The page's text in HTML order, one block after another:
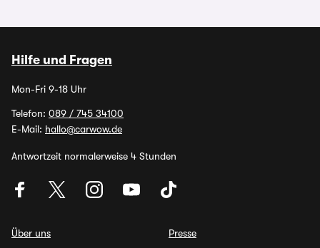
Hilfe und Fragen
Mon-Fri 9-18 Uhr
Telefon: 089 / 745 34100
E-Mail: hallo@carwow.de
Antwortzeit normalerweise 4 Stunden
Über uns
Presse